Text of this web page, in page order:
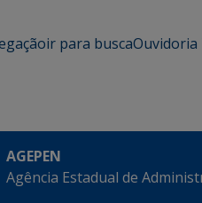
ir para buscaOuvidoria
AGEPEN
Agência Estadual de